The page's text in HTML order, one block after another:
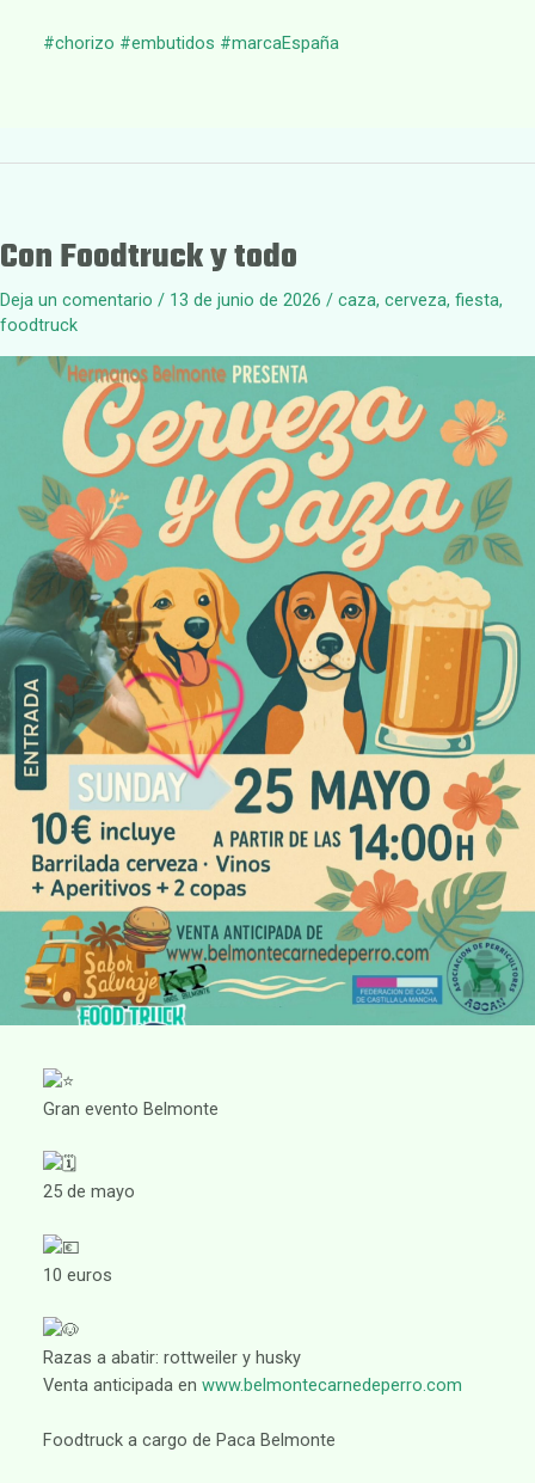
#chorizo #embutidos #marcaEspaña
Con Foodtruck y todo
Deja un comentario / 13 de junio de 2026 / caza, cerveza, fiesta,
foodtruck
Gran evento Belmonte
25 de mayo
10 euros
Razas a abatir: rottweiler y husky
Venta anticipada en www.belmontecarnedeperro.com
Foodtruck a cargo de Paca Belmonte